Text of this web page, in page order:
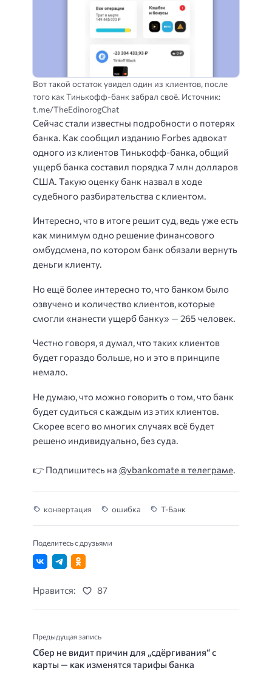
Вот такой остаток увидел один из клиентов, после
того как Тинькофф-банк забрал своё. Источник:
t.me/TheEdinorogChat
Сейчас стали известны подробности о потерях
банка. Как сообщил изданию Forbes адвокат
одного из клиентов Тинькофф-банка, общий
ущерб банка составил порядка 7 млн долларов
США. Такую оценку банк назвал в ходе
судебного разбирательства с клиентом.
Интересно, что в итоге решит суд, ведь уже есть
как минимум одно решение финансового
омбудсмена, по котором банк обязали вернуть
деньги клиенту.
Но ещё более интересно то, что банком было
озвучено и количество клиентов, которые
смогли «нанести ущерб банку» — 265 человек.
Честно говоря, я думал, что таких клиентов
будет гораздо больше, но и это в принципе
немало.
Не думаю, что можно говорить о том, что банк
будет судиться с каждым из этих клиентов.
Скорее всего во многих случаях всё будет
решено индивидуально, без суда.
👉 Подпишитесь на @vbankomate в телеграме.
конвертация ошибка Т-Банк
Поделитесь с друзьями
Нравится: 87
Предыдущая запись
Сбер не видит причин для „сдёргивания“ с
карты — как изменятся тарифы банка